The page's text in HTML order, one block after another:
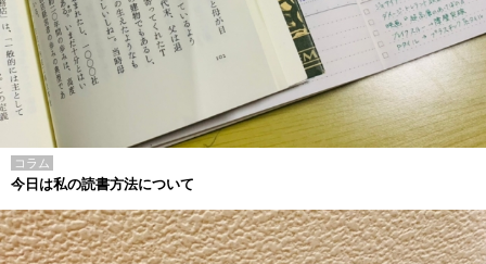
コラム
今日は私の読書方法について